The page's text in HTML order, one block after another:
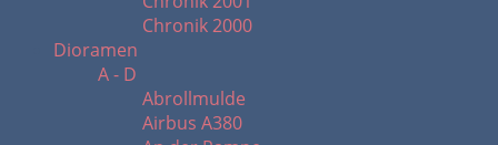
Chronik 2000
Dioramen
A - D
Abrollmulde
Airbus A380